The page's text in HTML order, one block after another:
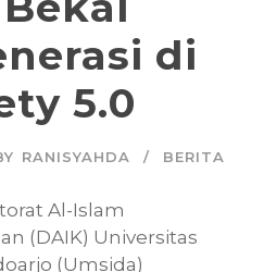
di
5.0
RANISYAHDA BERITA
Al-Islam
(DAIK) Universitas
(Umsida)